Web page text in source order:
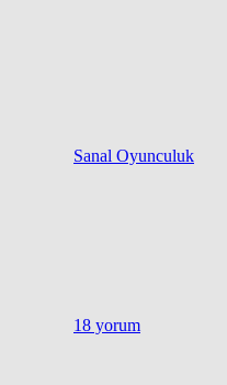
Sanal Oyunculuk
18 yorum